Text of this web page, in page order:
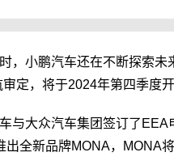
，小鹏汽车还在不断探索
定，将于2024年第四季度开
与大众汽车集团签订了
全新品牌MONA，MONA